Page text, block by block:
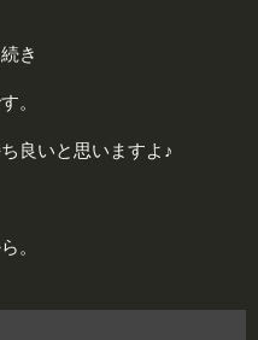
き
。
良いと思いますよ♪
。